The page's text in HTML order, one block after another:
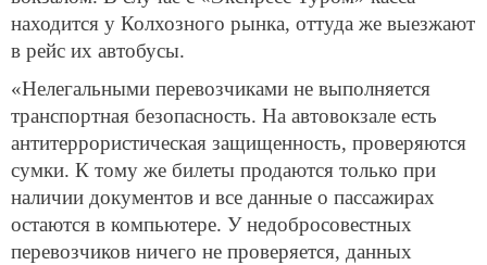
находится у Колхозного рынка, оттуда же выезжают
в рейс их автобусы.
«Нелегальными перевозчиками не выполняется
транспортная безопасность. На автовокзале есть
антитеррористическая защищенность, проверяются
сумки. К тому же билеты продаются только при
наличии документов и все данные о пассажирах
остаются в компьютере. У недобросовестных
перевозчиков ничего не проверяется, данных